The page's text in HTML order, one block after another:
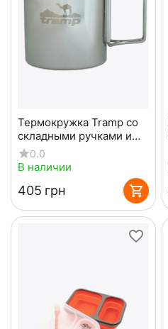
Термокружка Tramp со
складными ручками и
поилкой 400 мл UTRC-
137 металл
0.0
В наличии
‍405‍ грн